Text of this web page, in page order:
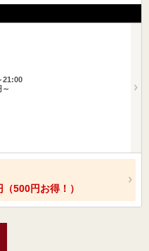
21:00
500円お得！）